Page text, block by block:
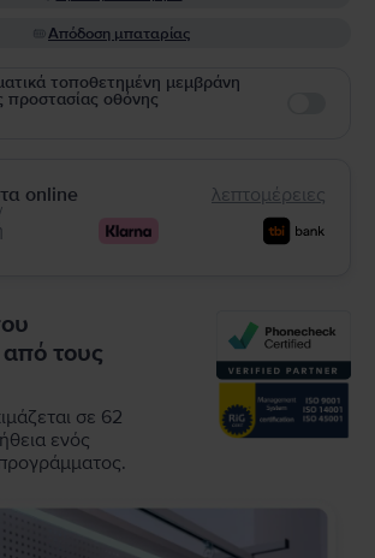
Απόδοση μπαταρίας
τοποθετημένη μεμβράνη
προστασίας οθόνης
online λεπτομέρειες
από τους
σε 62
ενός